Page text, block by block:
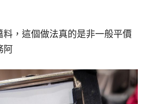
料，這個做法真的是非一般平價